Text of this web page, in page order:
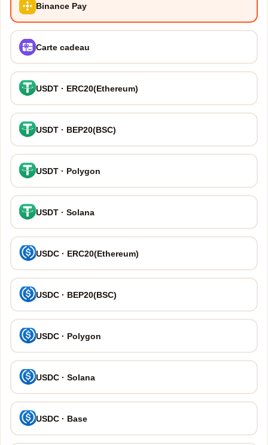
Binance Pay
Carte cadeau
USDT · ERC20(Ethereum)
USDT · BEP20(BSC)
USDT · Polygon
USDT · Solana
USDC · ERC20(Ethereum)
USDC · BEP20(BSC)
USDC · Polygon
USDC · Solana
USDC · Base